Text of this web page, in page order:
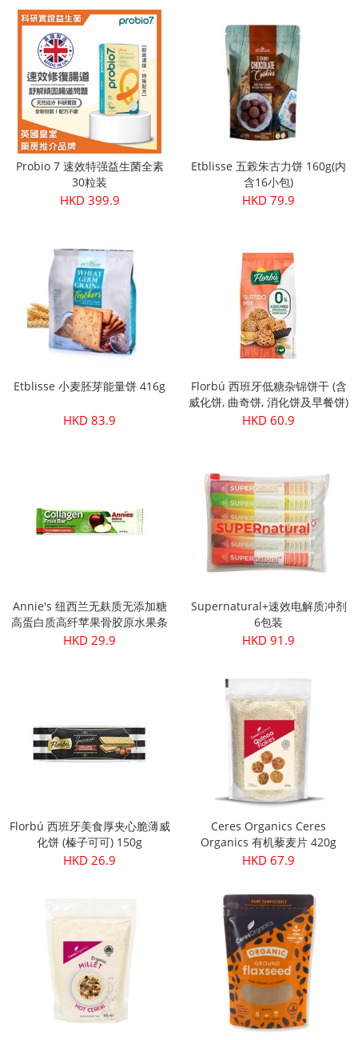
Probio 7 速效特强益生菌全素
30粒装
HKD 399.9
Etblisse 五榖朱古力饼 160g(内
含16小包)
HKD 79.9
Etblisse 小麦胚芽能量饼 416g
HKD 83.9
Florbú 西班牙低糖杂锦饼干 (含
威化饼, 曲奇饼, 消化饼及早餐饼)
270g
HKD 60.9
Annie's 纽西兰无麸质无添加糖
高蛋白质高纤苹果骨胶原水果条
30g
HKD 29.9
Supernatural+速效电解质冲剂
6包装
HKD 91.9
Florbú 西班牙美食厚夹心脆薄威
化饼 (榛子可可) 150g
HKD 26.9
Ceres Organics Ceres
Organics 有机藜麦片 420g
HKD 67.9